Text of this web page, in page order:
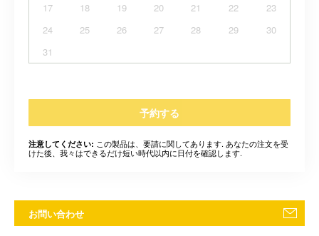
17
18 19 20 21 22
23
24
25 26 27 28 29
30
31
予約する
注意してください: この製品は、要請に関してあります. あなたの注文を受
けた後、我々はできるだけ短い時代以内に日付を確認します.
お問い合わせ